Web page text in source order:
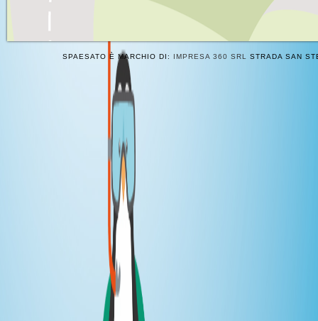
SPAESATO È MARCHIO DI: IMPRESA 360 SRL STRADA SAN